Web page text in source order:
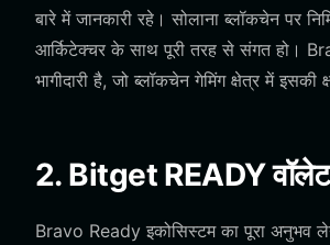
बारे में जानकारी रहे। सोलाना ब्लॉकचेन पर
आर्किटेक्चर के साथ पूरी तरह से संगत हो।
भागीदारी है, जो ब्लॉकचेन गेमिंग क्षेत्र में इसकी
2. Bitget READY
Bravo Ready इकोसिस्टम का पूरा अनुभव